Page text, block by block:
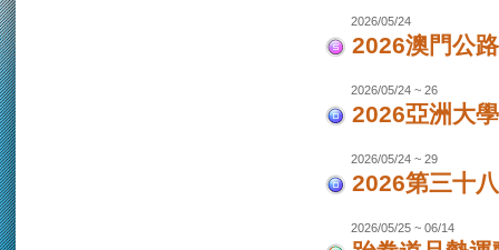
2026/05/24
2026澳門公
2026/05/24 ~ 26
2026亞洲大
2026/05/24 ~ 29
2026第三十
2026/05/25 ~ 06/14